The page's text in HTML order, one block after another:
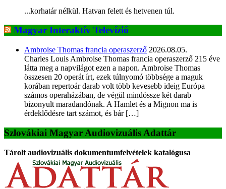
...korhatár nélkül. Hatvan felett és hetvenen túl.
Magyar Interaktív Televízió
Ambroise Thomas francia operaszerző 2026.08.05.
Charles Louis Ambroise Thomas francia operaszerző 215 éve
látta meg a napvilágot ezen a napon. Ambroise Thomas
összesen 20 operát írt, ezek túlnyomó többsége a maguk
korában repertoár darab volt több kevesebb ideig Európa
számos operaházában, de végül mindössze két darab
bizonyult maradandónak. A Hamlet és a Mignon ma is
érdeklődésre tart számot, és bár […]
Szlovákiai Magyar Audiovizuális Adattár
Tárolt audiovizuális dokumentumfelvételek katalógusa